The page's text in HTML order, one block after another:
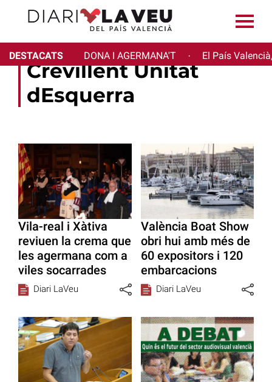
DESTACATS DONA I AGERMANA'T · El País
Crevillent Unitat
dEsquerra
Vila-real i Xàtiva
reviuen la crema que
les agermana com a
viles socarrades
Diari LaVeu
València Boat Show
obri hui amb més de
60 expositors i 120
embarcacions
Diari LaVeu